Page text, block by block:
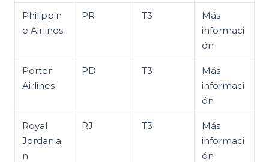
Philippin
e Airlines
PR T3
Más
informaci
ón
Porter
Airlines
PD T3
Más
informaci
ón
Royal
Jordania
n
RJ T3
Más
informaci
ón